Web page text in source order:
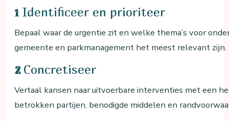
1 Identificeer en prioriteer
Bepaal waar de urgentie zit en welke thema’s voor
gemeente en parkmanagement het meest relevant zijn.
2 Concretiseer
Vertaal kansen naar uitvoerbare interventies met een
betrokken partijen, benodigde middelen en